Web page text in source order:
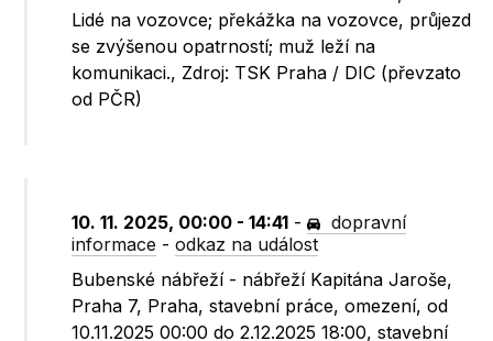
Lidé na vozovce; překážka na vozovce, průjezd
se zvýšenou opatrností; muž leží na
komunikaci., Zdroj: TSK Praha / DIC (převzato
od PČR)
10. 11. 2025, 00:00 - 14:41 -
dopravní
informace -odkaz na událost
Bubenské nábřeží - nábřeží Kapitána Jaroše,
Praha 7, Praha, stavební práce, omezení, od
10.11.2025 00:00 do 2.12.2025 18:00, stavební